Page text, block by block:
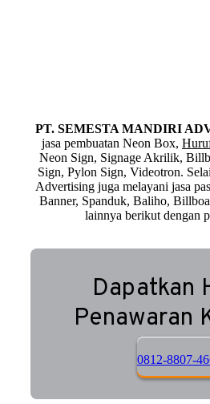
PT. SEMESTA MANDIRI
jasa pembuatan Neon Box,
Neon Sign, Signage Akrilik,
Sign, Pylon Sign, Videotron.
Advertising juga melayani jasa
Banner, Spanduk, Baliho,
lainnya berikut dengan
Dapatkan
Penawaran
0812-8807-